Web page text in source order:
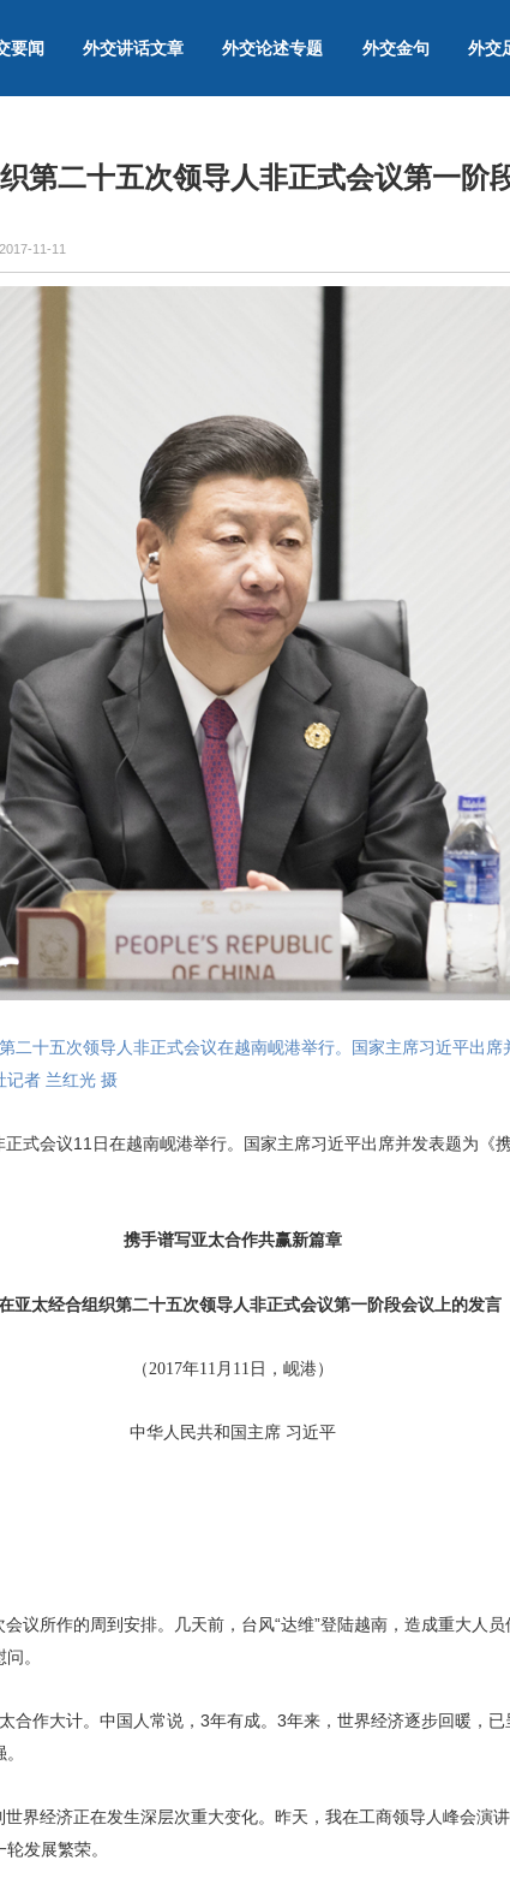
要闻 外交讲话文章 外交论述专题 外交金句 外交
第二十五次领导人非正式会议第一阶
2017-11-11
二十五次领导人非正式会议在越南岘港举行。国家主席习近平出席
记者 兰红光 摄
式会议11日在越南岘港举行。国家主席习近平出席并发表题为《
携手谱写亚太合作共赢新篇章
太经合组织第二十五次领导人非正式会议第一阶段会议上的发言
（2017年11月11日，岘港）
中华人民共和国主席 习近平
议所作的周到安排。几天前，台风“达维”登陆越南，造成重大人
。
合作大计。中国人常说，3年有成。3年来，世界经济逐步回暖，
界经济正在发生深层次重大变化。昨天，我在工商领导人峰会演
发展繁荣。